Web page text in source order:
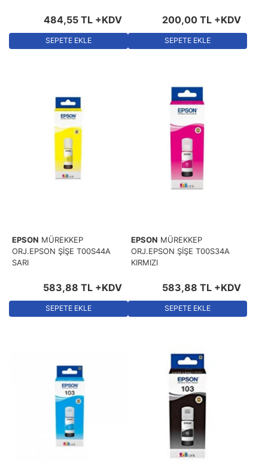
484,55 TL +KDV
SEPETE EKLE
200,00 TL +KDV
SEPETE EKLE
EPSON MÜREKKEP
ORJ.EPSON ŞİŞE T00S44A
SARI
583,88 TL +KDV
SEPETE EKLE
EPSON MÜREKKEP
ORJ.EPSON ŞİŞE T00S34A
KIRMIZI
583,88 TL +KDV
SEPETE EKLE